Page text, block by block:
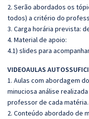
2. Serão abordados os
todos) a critério do
3. Carga horária prevista:
4. Material de apoio:
4.1) slides para
VIDEOAULAS
1. Aulas com abordagem
minuciosa análise
professor de cada matéria.
2. Conteúdo abordado de